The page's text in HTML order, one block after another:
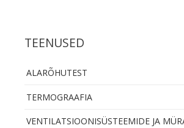
TEENUSED
ALARÕHUTEST
TERMOGRAAFIA
VENTILATSIOONISÜSTEEMIDE JA